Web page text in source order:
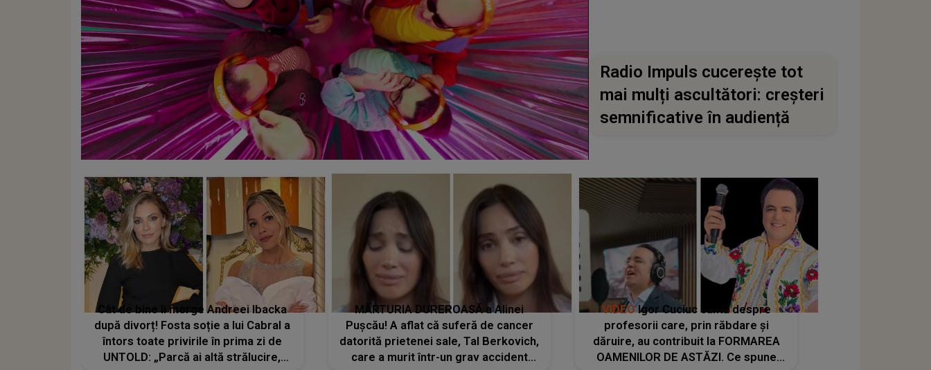
Radio Impuls cucerește tot
mai mulți ascultători: creșteri
semnificative în audiență
Cât de bine îi merge Andreei Ibacka
după divorț! Fosta soție a lui Cabral a
întors toate privirile în prima zi de
UNTOLD: „Parcă ai altă strălucire,
MĂRTURIA DUREROASĂ a Alinei
Pușcău! A aflat că suferă de cancer
datorită prietenei sale, Tal Berkovich,
care a murit într-un grav accident
VIDEOIgor Cuciuc cântă despre
profesorii care, prin răbdare și
dăruire, au contribuit la FORMAREA
OAMENILOR DE ASTĂZI. Ce spune